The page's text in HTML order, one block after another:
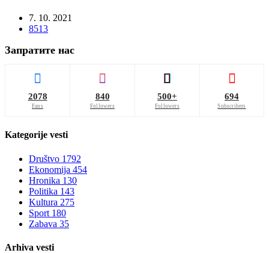
7. 10. 2021
8513
Запратите нас
2078
Fans
840
Followers
500+
Followers
694
Subscribers
Kategorije vesti
Društvo 1792
Ekonomija 454
Hronika 130
Politika 143
Kultura 275
Sport 180
Zabava 35
Arhiva vesti